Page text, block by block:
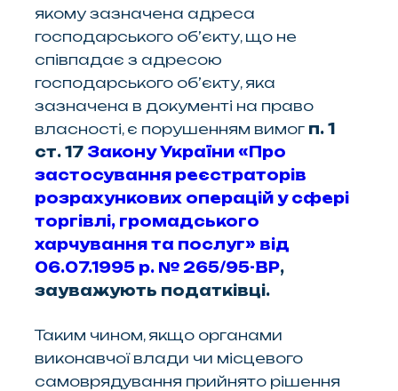
якому зазначена адреса
господарського об’єкту, що не
співпадає з адресою
господарського об’єкту, яка
зазначена в документі на право
власності, є порушенням вимог п. 1
ст. 17 Закону України «Про
застосування реєстраторів
розрахункових операцій у сфері
торгівлі, громадського
харчування та послуг» від
06.07.1995 р. № 265/95-ВР,
зауважують податківці.
Таким чином, якщо органами
виконавчої влади чи місцевого
самоврядування прийнято рішення